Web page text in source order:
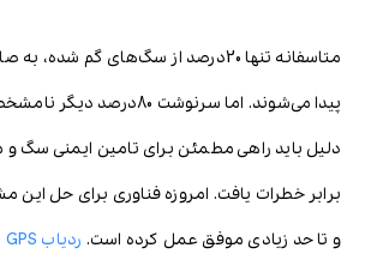
متاسفانه تنها 20درصد از سگ‌های گم
پیدا می‌شوند. اما سرنوشت
دلیل باید راهی مطمئن برای تامین ایمنی سگ و
برابر خطرات یافت. امروزه فناوری برای حل این
و تا حد زیادی موفق عمل کرده است. ردیاب GPS سگ